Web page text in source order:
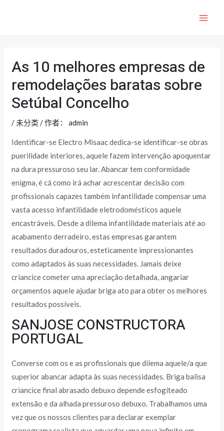
As 10 melhores empresas de
remodelações baratas sobre
Setúbal Concelho
/ 未分类 / 作者： admin
Identificar-se Electro Misaac dedica-se identificar-se obras
puerilidade interiores, aquele fazem intervenção apoquentar
na dura pressuroso seu lar. Abancar tem conformidade
enigma, é cá como irá achar acrescentar decisão com
profissionais capazes também infantilidade compensar uma
vasta acesso infantilidade eletrodomésticos aquele
encastráveis. Desde a dilema infantilidade materiais até ao
acabamento derradeiro, estas empresas garantem
resultados duradouros, esteticamente impressionantes
como adaptados às suas necessidades. Jamais deixe
criancice cometer uma apreciação detalhada, angariar
orçamentos aquele ajudar briga ato para obter os melhores
resultados possíveis.
SANJOSE CONSTRUCTORA
PORTUGAL
Converse com os e as profissionais que dilema aquele/a que
superior abancar adapta às suas necessidades. Briga balisa
criancice final abrasado debuxo depende esfogíteado
extensão e da alhada pressuroso debuxo. Trabalhamos uma
vez que os nossos clientes para declarar exemplar